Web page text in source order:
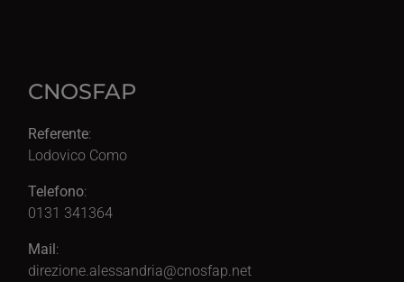
CNOSFAP
Referente:
Lodovico Como
Telefono:
0131 341364
Mail:
direzione.alessandria@cnosfap.net